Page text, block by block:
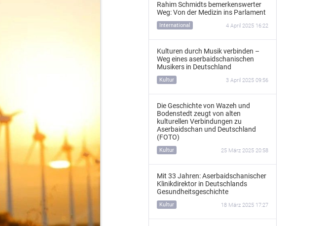
Rahim Schmidts bemerkenswerter
Weg: Von der Medizin ins Parlament
International 4 April 2025 16:22
Kulturen durch Musik verbinden –
Weg eines aserbaidschanischen
Musikers in Deutschland
Kultur 3 April 2025 09:56
Die Geschichte von Wazeh und
Bodenstedt zeugt von alten
kulturellen Verbindungen zu
Aserbaidschan und Deutschland
(FOTO)
Kultur 25 März 2025 20:58
Mit 33 Jahren: Aserbaidschanischer
Klinikdirektor in Deutschlands
Gesundheitsgeschichte
Kultur 18 März 2025 17:27